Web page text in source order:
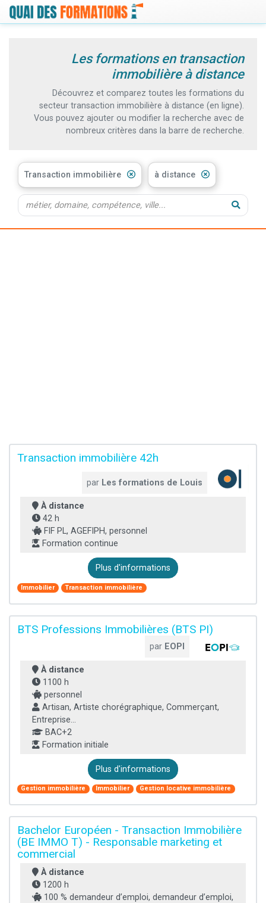
Les formations en transaction
immobilière à distance
Découvrez et comparez toutes les formations du
secteur transaction immobilière à distance (en ligne).
Vous pouvez ajouter ou modifier la recherche avec de
nombreux critères dans la barre de recherche.
Transaction immobilière à distance
Transaction immobilière 42h
par Les formations de Louis
À distance
42 h
FIF PL, AGEFIPH, personnel
Formation continue
Plus d'informations
Immobilier Transaction immobilière
BTS Professions Immobilières (BTS PI)
par EOPI
À distance
1100 h
personnel
Artisan, Artiste chorégraphique, Commerçant,
Entreprise...
BAC+2
Formation initiale
Plus d'informations
Gestion immobilière Immobilier Gestion locative immobilière
Bachelor Européen - Transaction Immobilière
(BE IMMO T) - Responsable marketing et
commercial
À distance
1200 h
100 % demandeur d’emploi, demandeur d’emploi,